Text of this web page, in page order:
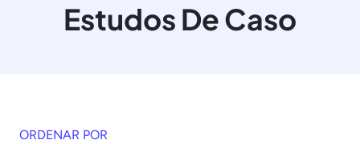
Estudos De Caso
ORDENAR POR